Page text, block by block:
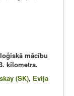
mācību
kilometrs.
(SK), Evija